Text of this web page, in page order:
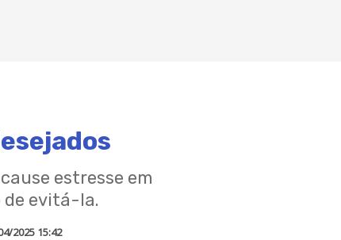
estresse em
de evitá-la.
2025 15:42